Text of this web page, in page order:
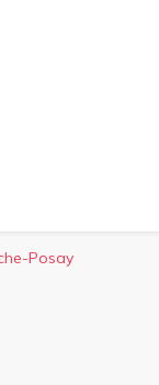
Posay